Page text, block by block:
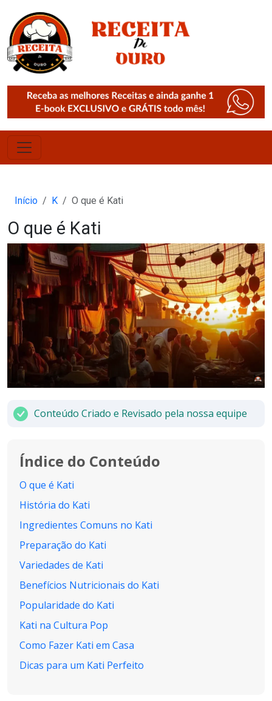
Início K O que é Kati
O que é Kati
Conteúdo Criado e Revisado pela nossa equipe
Índice do Conteúdo
O que é Kati
História do Kati
Ingredientes Comuns no Kati
Preparação do Kati
Variedades de Kati
Benefícios Nutricionais do Kati
Popularidade do Kati
Kati na Cultura Pop
Como Fazer Kati em Casa
Dicas para um Kati Perfeito